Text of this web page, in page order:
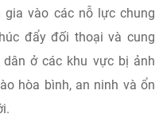
gia vào các nỗ lực chung
đẩy đối thoại và cung
ở các khu vực bị ảnh
hòa bình, an ninh và ổn